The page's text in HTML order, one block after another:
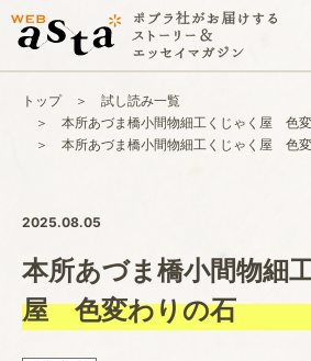
トップ
試し読み一覧
本所あづま橋小間物細工くじゃく屋 色
本所あづま橋小間物細工くじゃく屋 色
2025.08.05
本所あづま橋小間物細
屋 色変わりの石